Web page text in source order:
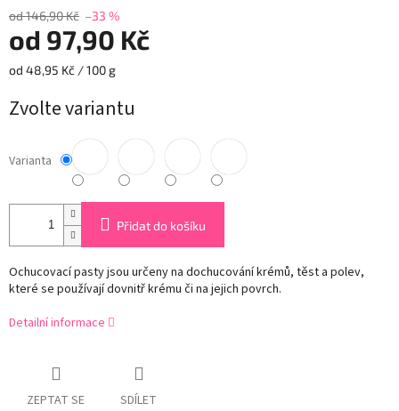
od 146,90 Kč –33 %
od 97,90 Kč
Měrná
od 48,95 Kč / 100 g
Zvolte variantu
Varianta
Přidat do košíku
Ochucovací pasty jsou určeny na dochucování krémů, těst a polev,
které se používají dovnitř krému či na jejich povrch.
Detailní informace
ZEPTAT SE SDÍLET